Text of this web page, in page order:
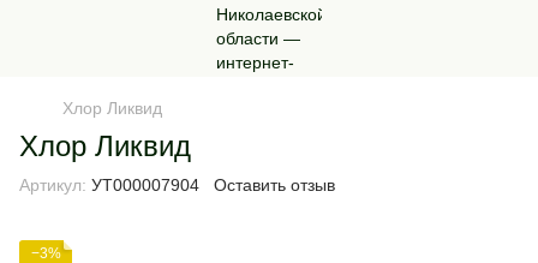
Хлор Ликвид
Хлор Ликвид
Артикул: УТ000007904 Оставить отзыв
−3%